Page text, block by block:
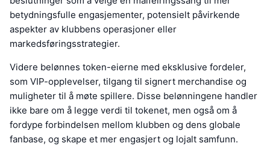
betydningsfulle engasjementer, potensielt påvirkende
aspekter av klubbens operasjoner eller
markedsføringsstrategier.
Videre belønnes token-eierne med eksklusive fordeler,
som VIP-opplevelser, tilgang til signert merchandise og
muligheter til å møte spillere. Disse belønningene handler
ikke bare om å legge verdi til tokenet, men også om å
fordype forbindelsen mellom klubben og dens globale
fanbase, og skape et mer engasjert og lojalt samfunn.